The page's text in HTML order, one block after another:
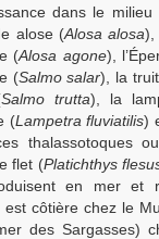
dans le milieu
alose (Alosa alosa),
(Alosa agone),
(Salmo salar), la
Salmo trutta), la
(Lampetra fluviatilis)
thalassotoques
flet (Platichthys
en mer et
côtière chez le
des Sargasses)